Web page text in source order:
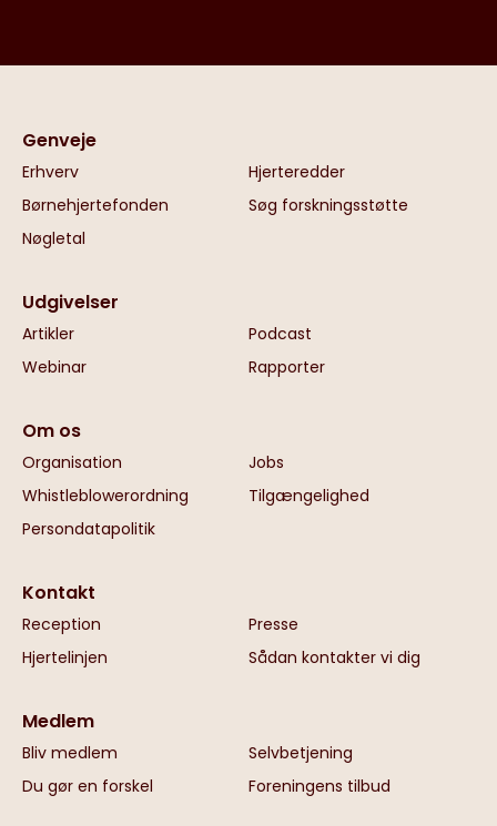
Genveje
Erhverv
Hjerteredder
Børnehjertefonden
Søg forskningsstøtte
Nøgletal
Udgivelser
Artikler
Podcast
Webinar
Rapporter
Om os
Organisation
Jobs
Whistleblowerordning
Tilgængelighed
Persondatapolitik
Kontakt
Reception
Presse
Hjertelinjen
Sådan kontakter vi dig
Medlem
Bliv medlem
Selvbetjening
Du gør en forskel
Foreningens tilbud